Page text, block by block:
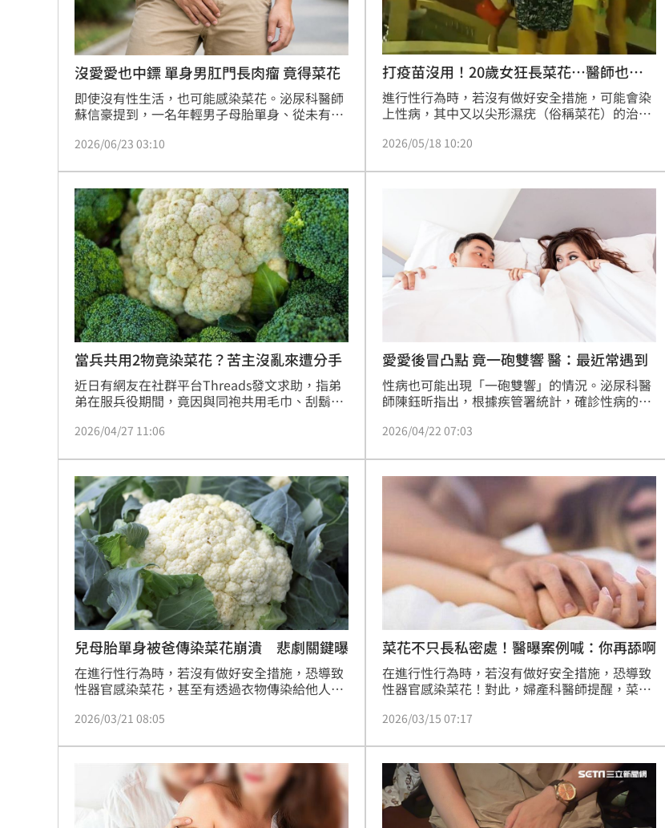
沒愛愛也中鏢 單身男肛門長肉瘤 竟得菜花
即使沒有性生活，也可能感染菜花。泌尿科醫師
蘇信豪提到，一名年輕男子母胎單身、從未有性
診性病「菜花」，讓他相當崩潰。醫師提醒，這
明3種可能的傳染途徑。
2026/06/23 03:10
打疫苗沒用！20歲女狂長菜花…醫師也嘆
氣
進行性行為時，若沒有做好安全措施，可能會染
上性病，其中又以尖形濕疣（俗稱菜花）的治
分享，一名20多歲的年輕女患者，因反覆罹病來
但女患者還是反覆發作，甚至大面積密集復發。
李維鈞感嘆，若患者的生活環境不改變，病毒很
2026/05/18 10:20
當兵共用2物竟染菜花？苦主沒亂來遭分手
近日有網友在社群平台Threads發文求助，指弟
弟在服兵役期間，竟因與同袍共用毛巾、刮鬍刀
此，泌尿科醫師黃維倫分享，菜花傳染力不容小
未配戴口罩，導致病毒隨煙霧微粒飄散，最終在
鼻腔內出現病灶。
2026/04/27 11:06
愛愛後冒凸點 竟一砲雙響 醫：最近常遇到
性病也可能出現「一砲雙響」的情況。泌尿科醫
師陳鈺昕指出，根據疾管署統計，確診性病的患
括傳染途徑相同、破壞防禦機制，潛伏期零症
全性行為。
2026/04/22 07:03
兒母胎單身被爸傳染菜花崩潰 悲劇關鍵曝
在進行性行為時，若沒有做好安全措施，恐導致
性器官感染菜花，甚至有透過衣物傳染給他人的
親買春得到菜花，兒子也因為洗衣機被傳染，讓
2026/03/21 08:05
菜花不只長私密處！醫曝案例喊：你再舔啊
在進行性行為時，若沒有做好安全措施，恐導致
性器官感染菜花！對此，婦產科醫師提醒，菜花
成為感染部位，「想個會偷渡的搗蛋鬼」，並分
中招！」
2026/03/15 07:17